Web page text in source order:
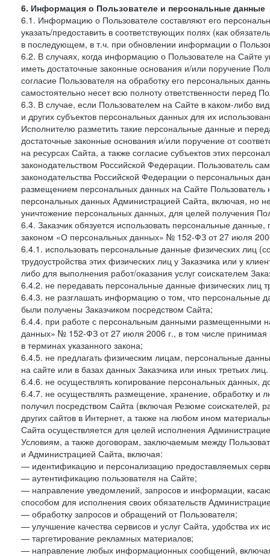
6. Информация о Пользователе и персональные данные
6.1. Информацию о Пользователе составляют его
указать/предоставить в соответствующих полях (как
в последующем, в т.ч. при обновлении информации о
6.2. В случаях, когда информацию о Пользователе на Сайте
иметь достаточные законные основания и/или поручение
согласие Пользователя на обработку его персональных
самостоятельно несет всю полноту ответственности перед
6.3. В случае, если Пользователем на Сайте в каком-либо
и других субъектов персональных данных для их
Исполнителю разметить такие персональные данные и
достаточные законные основания и/или поручение от
на ресурсах Сайта, а также согласие субъектов этих
законодательством Российской Федерации. Пользователь
законодательства Российской Федерации о персональных
размещением персональных данных на Сайте Пользователь
персональных данных Администрацией Сайта, включая, но
уничтожение персональных данных, для целей получения
6.4. Заказчик обязуется использовать персональные
законом «О персональных данных» № 152-ФЗ от 27 июля
6.4.1. использовать персональные данные физических лиц
трудоустройства этих физических лиц у Заказчика или у
либо для выполнения работ/оказания услуг соискателем
6.4.2. не передавать персональные данные физических лиц
6.4.3. не разглашать информацию о том, что персональные
были получены Заказчиком посредством Сайта;
6.4.4. при работе с персональным данными размещенными
данных» № 152-ФЗ от 27 июля 2006 г., в том числе принимая
в терминах указанного закона;
6.4.5. не предлагать физическим лицам, персональные
на сайте или в базах данных Заказчика или иных третьих лиц.
6.4.6. не осуществлять копирование персональных данных,
6.4.7. не осуществлять размещение, хранение, обработку и
получил посредством Сайта (включая Резюме
других сайтов в Интернет, а также на любом ином
Сайта осуществляется для целей исполнения
Условиям, а также договорам, заключаемым между
и Администрацией Сайта, включая:
— идентификацию и персонализацию предоставляемых
— аутентификацию пользователя на Сайте;
— направление уведомлений, запросов и информации,
способом для исполнения своих обязательств
— обработку запросов и обращений от Пользователя;
— улучшение качества сервисов и услуг Сайта, удобства их
— таргетирование рекламных материалов;
— направление любых информационных сообщений,